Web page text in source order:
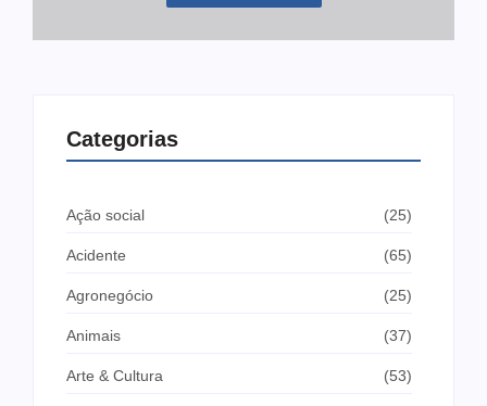
Categorias
Ação social (25)
Acidente (65)
Agronegócio (25)
Animais (37)
Arte & Cultura (53)